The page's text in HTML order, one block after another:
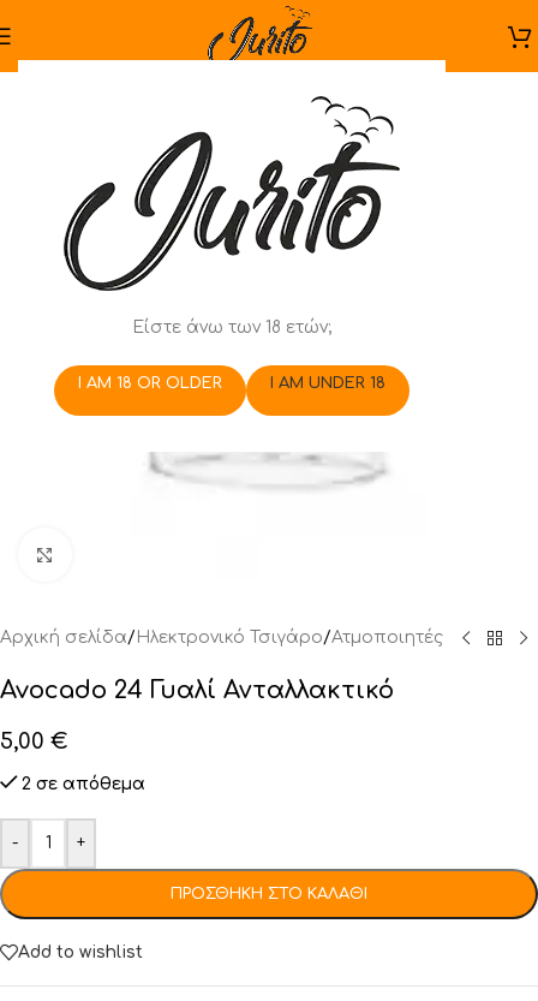
Είστε άνω των 18 ετών;
I AM 18 OR OLDER I AM UNDER 18
Αρχική σελίδα/ Ηλεκτρονικό Τσιγάρο/Ατμοποιητές
Avocado 24 Γυαλί Ανταλλακτικό
5,00 €
2 σε απόθεμα
- +
ΠΡΟΣΘΉΚΗ ΣΤΟ ΚΑΛΆΘΙ
Add to wishlist